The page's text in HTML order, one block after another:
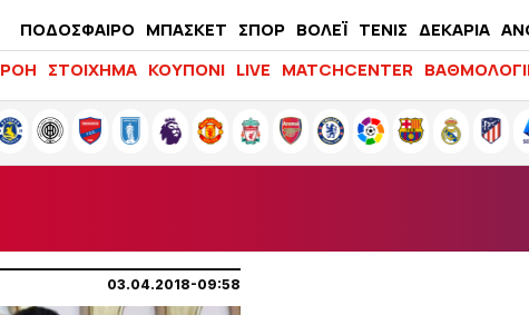
ΠΟΔΟΣΦΑΙΡΟ ΜΠΑΣΚΕΤ ΣΠΟΡ ΒΟΛΕΪ ΤΕΝΙΣ ΔΕΚΑΡΙΑ
LIFEWITNESS
ΡΟΗ ΣΤΟΙΧΗΜΑ ΚΟΥΠΟΝΙ LIVE MATCHCENTER
03.04.2018-09:58